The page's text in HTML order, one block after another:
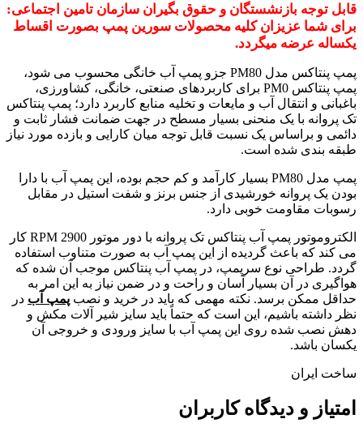
قابل توجه بازنشستگان و حقوق بگیران سازمان تامین اجتماعی:
برای شما عزیزان کلیه محصولات سورین پمپ بصورت اقساط
یکساله عرضه میگردد.
پمپ پنتاکس مدل PM80 جزو پمپ آب خانگی محسوب می شود،
پمپ پنتاکس PM0 برای کاربردهای صنعتی، خانگی، کشاورزی،
باغبانی و انتقال آب و مایعات و تخلیه منابع کاربرد دارد؛ پمپ پنتاکس
تک پروانه با یک منحنی بسیار مسطح در جهت ضمانت فشار ثابت و
دائمی و براساس یک نسبت قابل توجه میان کارایی و بازده مورد نیاز
طبقه بندی شده است.
پمپ مدل PM80 بسیار کارآمد و کم حجم بوده، این پمپ آب با دارا
بودن یک پروانه خورشیدی از جنس برنز و شفت استیل در مقابل
رسوبات مقاومت خوبی دارد.
الکتروموتور پمپ آب پنتاکس تک پروانه با دور موتور 2900 RPM کار
می کند که باعث گردیده از این پمپ آب به صورت متناوب استفاده
گردد. طراحی نوع سرپمپ، در پمپ آب پنتاکس موجب آن شده که
هواگیری در آن بسیار آسان و راحت و در ضمن نیاز به این امر به
حداقل ممکن برسد. نکته مهمی که باید در خرید و نصب پمپ آب در
نظر داشته باشیم، این است که حتماً باید سایز شیر آلات مکش و
دهش نصب شده روی این پمپ آب با سایز ورودی و خروجی آن
یکسان باشد.
ساخت ایران
امتیاز و دیدگاه کاربران